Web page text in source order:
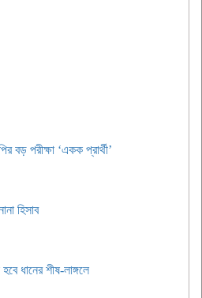
বড় পরীক্ষা ‘একক প্রার্থী’
হিসাব
ধানের শীষ-লাঙ্গলে